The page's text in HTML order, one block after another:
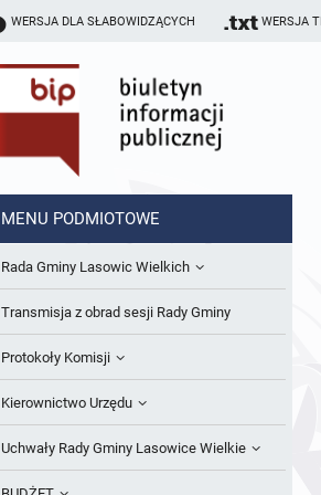
WERSJA DLA SŁABOWIDZĄCYCH WERSJA
MENU PODMIOTOWE
Rada Gminy Lasowic Wielkich
Sesje Rady Gminy
Skład Rady Gminy
Interpelacje i Zapytania Radnych
Komisje Rady Gminy i informacja o
Transmisja z obrad sesji Rady Gminy
Protokoły Komisji
Komisja Budżetu i Finansów
Komisja Oświatowa
Kierownictwo Urzędu
Wójt
Uchwały Rady Gminy Lasowice Wielkie